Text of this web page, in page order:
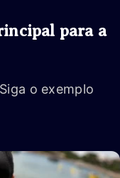
para a
o exemplo